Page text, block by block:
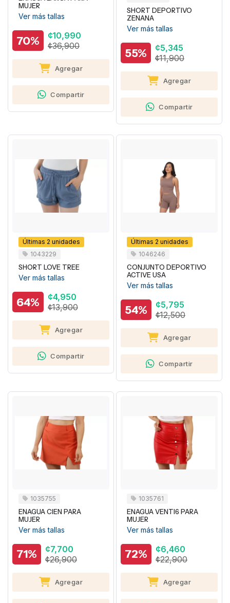
MUJER
Ver más tallas
70%
¢10,990
¢36,900
Agregar
Compartir
SHORT DEPORTIVO
ZENANA
Ver más tallas
55%
¢5,345
¢11,900
Agregar
Compartir
Últimas 2 unidades
1043229
SHORT LOVE TREE
Ver más tallas
64%
¢4,950
¢13,900
Agregar
Compartir
Últimas 2 unidades
1046246
CONJUNTO DEPORTIVO
ACTIVE USA
Ver más tallas
54%
¢5,795
¢12,500
Agregar
Compartir
1035755
ENAGUA CIEN PARA
MUJER
Ver más tallas
71%
¢7,700
¢26,900
Agregar
1035761
ENAGUA VENTI6 PARA
MUJER
Ver más tallas
72%
¢6,460
¢22,900
Agregar